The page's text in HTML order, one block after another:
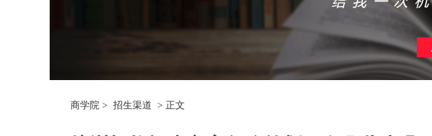
商学院 > 招生渠道 > 正文